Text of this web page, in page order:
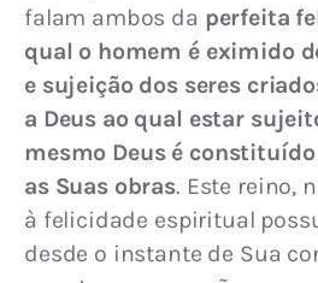
falam ambos da perfeita
qual o homem é eximido
e sujeição dos seres
a Deus ao qual estar
mesmo Deus é
as Suas obras. Este reino,
à felicidade espiritual
desde o instante de Sua